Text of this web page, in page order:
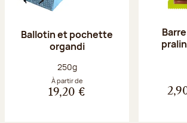
Ballotin et pochette
organdi
Poids net :
250g
À partir de
19,20 €